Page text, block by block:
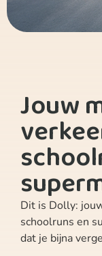
Jouw
Dit is Dolly:
schoolruns en
dat je bijna